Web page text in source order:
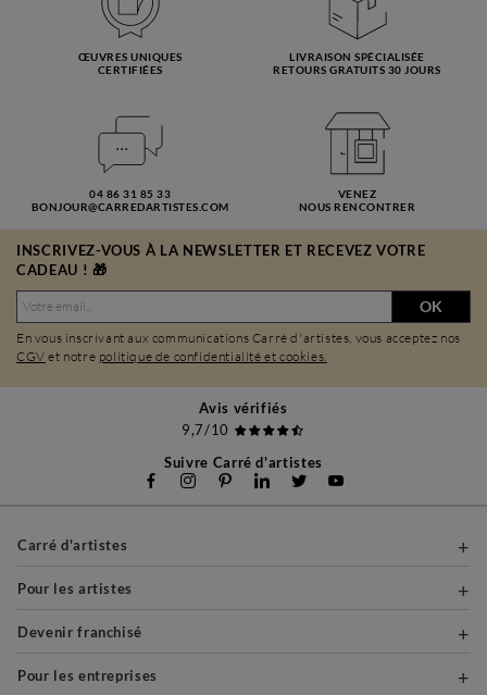
ŒUVRES UNIQUES
CERTIFIÉES
LIVRAISON SPÉCIALISÉE
RETOURS GRATUITS 30 JOURS
04 86 31 85 33
BONJOUR@CARREDARTISTES.COM
VENEZ
NOUS RENCONTRER
INSCRIVEZ-VOUS À LA NEWSLETTER ET RECEVEZ VOTRE
CADEAU ! 🎁
OK
En vous inscrivant aux communications Carré d'artistes, vous acceptez nos
CGV et notre politique de confidentialité et cookies.
Avis vérifiés
9,7/10
Suivre Carré d'artistes
Carré d'artistes
Pour les artistes
Devenir franchisé
Pour les entreprises